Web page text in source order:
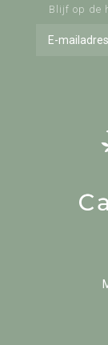
Blijf op de